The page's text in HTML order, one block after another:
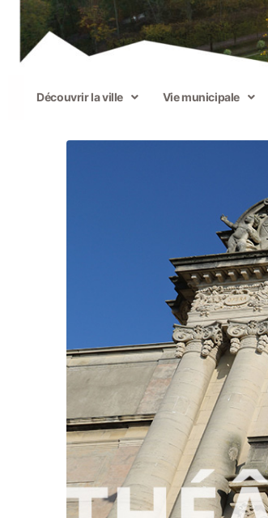
Découvrir la ville Vie municipale